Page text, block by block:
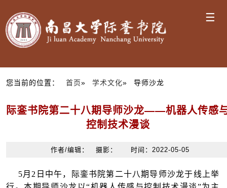
☰
您当前的位置： 首页» 学术文化» 导师沙龙
际銮书院第二十八期导师沙龙——机器人传感
控制技术漫谈
作者/编辑： 摄影： 时间：2022-05-05
5月2日中午，际銮书院第二十八期导师沙龙于线上举